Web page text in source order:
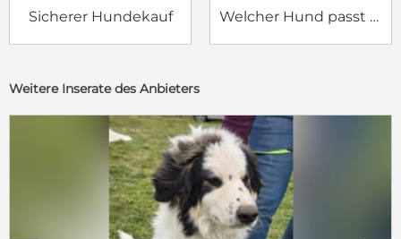
Sicherer Hundekauf Welcher Hund passt zu mir?
Weitere Inserate des Anbieters